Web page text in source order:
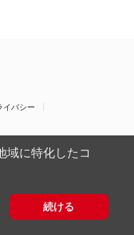
バシー
域に特化したコ
続ける